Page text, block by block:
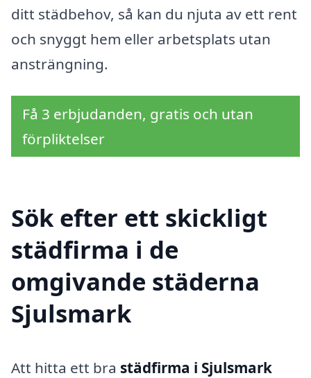
ditt städbehov, så kan du njuta av ett rent
och snyggt hem eller arbetsplats utan
ansträngning.
Få 3 erbjudanden, gratis och utan
förpliktelser
Sök efter ett skickligt
städfirma i de
omgivande städerna
Sjulsmark
Att hitta ett bra städfirma i Sjulsmark